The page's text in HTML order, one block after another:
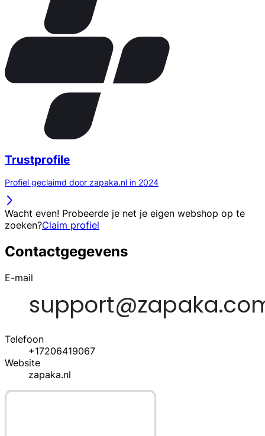
Trustprofile
Profiel geclaimd door zapaka.nl in 2024
Wacht even! Probeerde je net je eigen webshop op te
zoeken?Claim profiel
Contactgegevens
E-mail
Telefoon
+17206419067
Website
zapaka.nl